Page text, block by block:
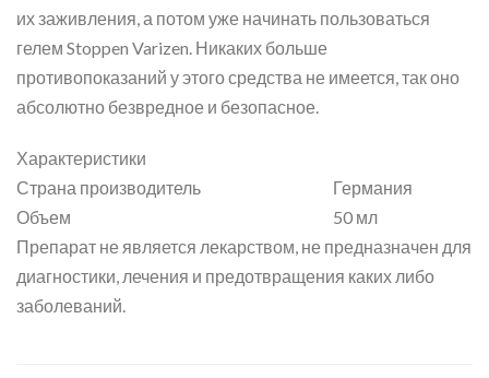
их заживления, а потом уже начинать пользоваться
гелем Stoppen Varizen. Никаких больше
противопоказаний у этого средства не имеется, так оно
абсолютно безвредное и безопасное.
Характеристики
Страна производитель
Германия
Объем
50 мл
Препарат не является лекарством, не предназначен для
диагностики, лечения и предотвращения каких либо
заболеваний.